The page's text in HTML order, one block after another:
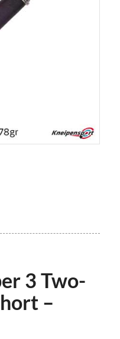
3 Two-
–